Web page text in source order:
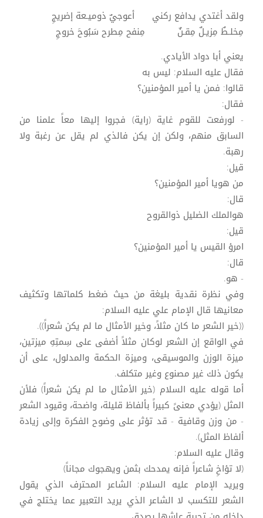
ولقد أغتدي يدافع ركني أعوجيٌ ذوميـعة إضريجِ
مِخلـطٌ مِزيـلٌ مِقـنٌ مِنفح مِطرح سَبُوحَ خروجِ
يعني أبا دواد الأيادي.
فقال عليه السلام: ليس به
قالوا: فمن يا أمير المؤمنين؟
فقال:
- لورفعت للقوم غاية (راية) فجروا إليها معاً علمنا من
السابق منهم، ولكن إن يكن فالذي لم يقل عن رغبة ولا
رهبة.
قيل:
من هويا أمير المؤمنين؟
قال:
هوالملك الضليل ذوالقروح
قيل:
امرؤ القيس يا أمير المؤمنين؟
قال:
- هو.
وفي نظرة نقدية بليغة من حيث ضغط كلماتها وتكثيف
معانيها قال الإمام علي عليه السلام:
((خير الشعر ما كان مثلاً، وخير الأمثال ما لم يكن شعراً)).
في الواقع إن الشعر لوكان مثلاً أضفى على سِمتِهِ ميزتين،
ميزة الوزن والموسيقى، وميزة الحكمة والمدلول، على أن
يكون ذلك غير مصنوع وغير متكلف.
أما قوله عليه السلام (خير الأمثال ما لم يكن شعراً) فلأن
المثل (يؤدي معنىً كبيراً بألفاظ قليلة، واضحة، وقيود الشعر
- من وزن وقافية - قد تؤثر على وضوح الفكرة وإلى زيادة
ألفاظ المثل).
وقال عليه السلام:
(لا تؤاخِ شاعراً فإنه يمدحك بثمن ويهجوك مجاناً)
ويريد الإمام عليه السلام: الشاعر المحترف الذي يقول
الشعر للتكسب لا الشاعر الذي يريد التعبير عما يختلج في